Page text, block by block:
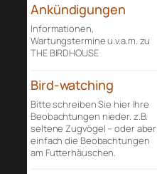
Ankündigungen
Informationen,
Wartungstermine u.v.a.m. zu
THE BIRDHOUSE
Bird-watching
Bitte schreiben Sie hier Ihre
Beobachtungen nieder. z.B.
seltene Zugvögel – oder aber
einfach die Beobachtungen
am Futterhäuschen.